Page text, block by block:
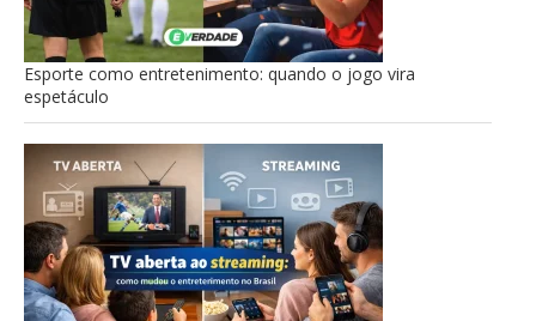
Esporte como entretenimento: quando o jogo vira
espetáculo